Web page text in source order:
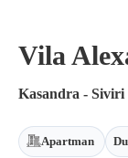
Vila
Kasandra - Siviri
Apartman